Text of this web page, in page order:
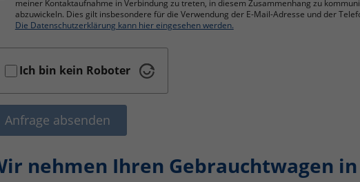
meiner Kontaktaufnahme in Verbindung zu treten, in diesem Zusammenhang zu
abzuwickeln. Dies gilt insbesondere für die Verwendung der E-Mail-Adresse und der
Die Datenschutzerklärung kann hier eingesehen werden.
Ich bin kein Roboter
Anfrage absenden
nehmen Ihren Gebrauchtwagen